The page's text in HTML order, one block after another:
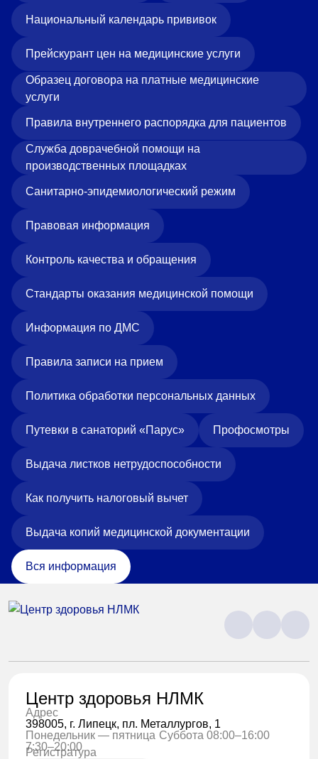
Санаторий-профилакторий
«Парус»
Адрес
399000, г. Липецк, Плехановское лесничество,
Ленинский лесхоз, квартал 67
Понедельник — четверг
08:00–16:45
перерыв 12:00–12:30
Пятница
08:00–15:45
Администратор
Версия для слабовидящих
Национальный календарь прививок
Прейскурант цен на медицинские услуги
Образец договора на платные медицинские
услуги
Правила внутреннего распорядка для пациентов
Служба доврачебной помощи на
производственных площадках
Санитарно-эпидемиологический режим
Правовая информация
Контроль качества и обращения
Стандарты оказания медицинской помощи
Информация по ДМС
Правила записи на прием
Политика обработки персональных данных
Путевки в санаторий «Парус» Профосмотры
Выдача листков нетрудоспособности
Как получить налоговый вычет
Выдача копий медицинской документации
Вся информация
Центр здоровья НЛМК
Адрес
398005, г. Липецк, пл. Металлургов, 1
Понедельник — пятница
7:30–20:00
Суббота 08:00–16:00
Регистратура